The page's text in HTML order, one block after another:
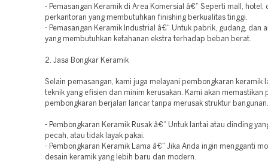
- Pemasangan Keramik di Area Komersial â€“ Seperti mall, hotel,
perkantoran yang membutuhkan finishing berkualitas tinggi.
- Pemasangan Keramik Industrial â€“ Untuk pabrik, gudang, dan
yang membutuhkan ketahanan ekstra terhadap beban berat.
2. Jasa Bongkar Keramik
Selain pemasangan, kami juga melayani pembongkaran keramik
teknik yang efisien dan minim kerusakan. Kami akan memastikan
pembongkaran berjalan lancar tanpa merusak struktur bangunan.
- Pembongkaran Keramik Rusak â€“ Untuk lantai atau dinding
pecah, atau tidak layak pakai.
- Pembongkaran Keramik Lama â€“ Jika Anda ingin mengganti
desain keramik yang lebih baru dan modern.